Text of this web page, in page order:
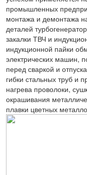
промышленных
монтажа и демонтажа
деталей
закалки ТВЧ и
индукционной пайки
электрических машин,
перед сваркой и
гибки стальных труб и
нагрева проволоки,
окрашивания
плавки цветных